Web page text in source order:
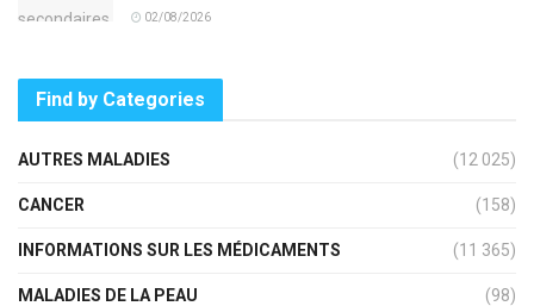
02/08/2026
Find by Categories
AUTRES MALADIES (12 025)
CANCER (158)
INFORMATIONS SUR LES MÉDICAMENTS (11 365)
MALADIES DE LA PEAU (98)